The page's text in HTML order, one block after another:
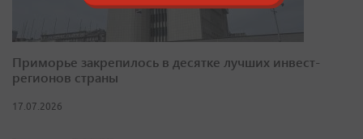
Приморье закрепилось в десятке лучших инвест-
регионов страны
17.07.2026